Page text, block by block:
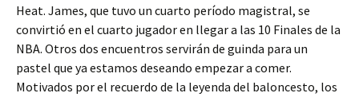
Heat. James, que tuvo un cuarto período magistral, se
convirtió en el cuarto jugador en llegar a las 10 Finales de la
NBA. Otros dos encuentros servirán de guinda para un
pastel que ya estamos deseando empezar a comer.
Motivados por el recuerdo de la leyenda del baloncesto, los